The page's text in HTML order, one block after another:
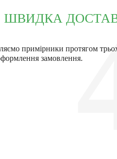
ШВИДКА
примірники протягом
замовлення.